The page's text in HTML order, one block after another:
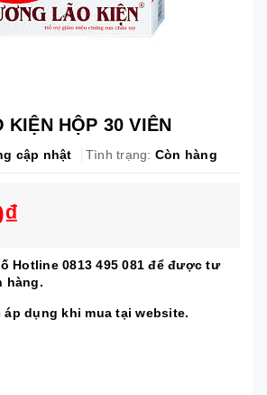
KIỆN HỘP 30 VIÊN
cập nhật Tình trạng: Còn hàng
Hotline 0813 495 081 để được tư
hàng.
dụng khi mua tại website.